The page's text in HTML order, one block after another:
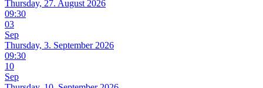
Thursday, 27. August 2026
09:30
03
Sep
Thursday, 3. September 2026
09:30
10
Sep